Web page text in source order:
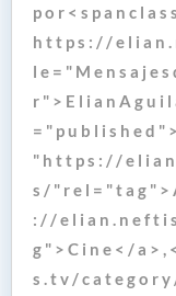
p o r < s p a n c l a
h t t p s : / / e l i a n
l e = " M e n s a j e
r " > E l i a n A g u i
= " p u b l i s h e d "
" h t t p s : / / e l i a
s / " r e l = " t a g " >
: / / e l i a n . n e f t i
g " > C i n e < / a > ,
s . t v / c a t e g o r